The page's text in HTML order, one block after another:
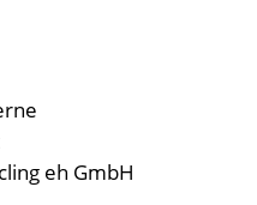
eh GmbH